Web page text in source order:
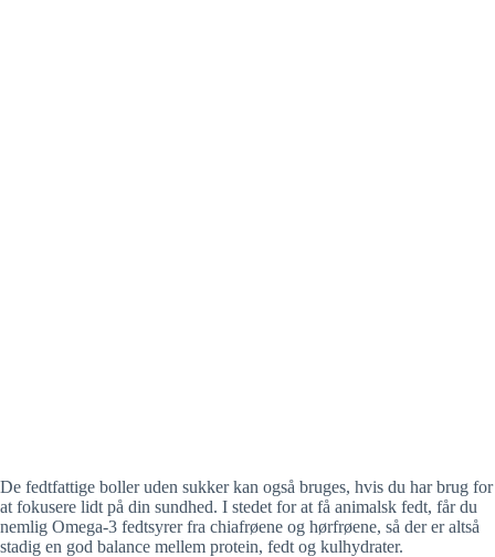
De fedtfattige boller uden sukker kan også bruges, hvis du har brug for
at fokusere lidt på din sundhed. I stedet for at få animalsk fedt, får du
nemlig Omega-3 fedtsyrer fra chiafrøene og hørfrøene, så der er altså
stadig en god balance mellem protein, fedt og kulhydrater.